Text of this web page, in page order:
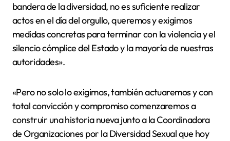
bandera de la diversidad, no es suficiente realizar
actos en el día del orgullo, queremos y exigimos
medidas concretas para terminar con la violencia y el
silencio cómplice del Estado y la mayoría de nuestras
autoridades».
«Pero no solo lo exigimos, también actuaremos y con
total convicción y compromiso comenzaremos a
construir una historia nueva junto a la Coordinadora
de Organizaciones por la Diversidad Sexual que hoy